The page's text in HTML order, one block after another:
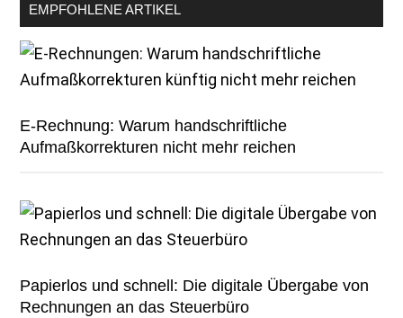
EMPFOHLENE ARTIKEL
E-Rechnung: Warum handschriftliche
Aufmaßkorrekturen nicht mehr reichen
Papierlos und schnell: Die digitale Übergabe von
Rechnungen an das Steuerbüro